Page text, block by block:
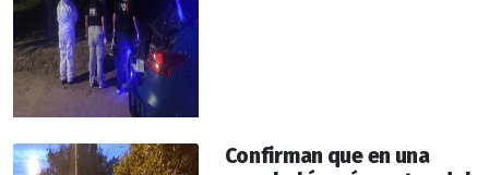
Confirman que en una